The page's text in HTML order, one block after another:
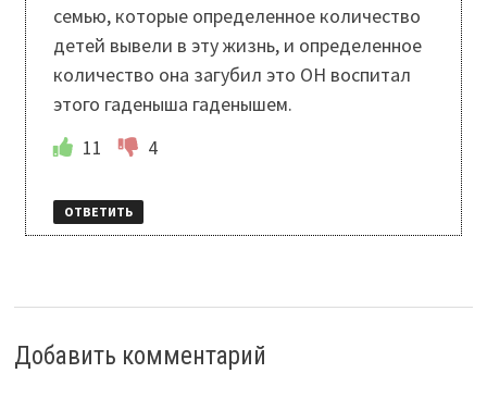
семью, которые определенное количество
детей вывели в эту жизнь, и определенное
количество она загубил это ОН воспитал
этого гаденыша гаденышем.
11
4
ОТВЕТИТЬ
Добавить комментарий